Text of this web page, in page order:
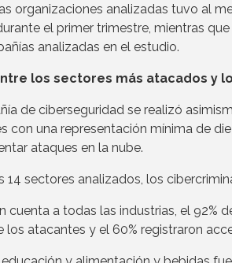
analizadas tuvo al
el primer trimestre, mientras
analizadas en el estudio.
los sectores más atacados y
de ciberseguridad se realizó
con una representación mínima de
ataques en la nube.
sectores analizados, los
a todas las industrias, el 92%
los atacantes y el 60% registraron